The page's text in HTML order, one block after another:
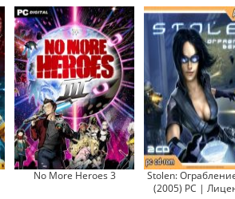
No More Heroes 3
Stolen:
(2005) PC |